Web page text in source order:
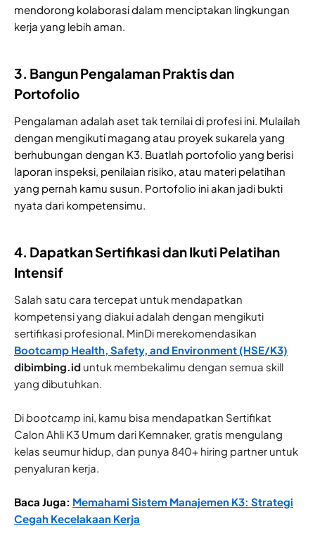
mendorong kolaborasi dalam menciptakan lingkungan
kerja yang lebih aman.
3. Bangun Pengalaman Praktis dan
Portofolio
Pengalaman adalah aset tak ternilai di profesi ini. Mulailah
dengan mengikuti magang atau proyek sukarela yang
berhubungan dengan K3. Buatlah portofolio yang berisi
laporan inspeksi, penilaian risiko, atau materi pelatihan
yang pernah kamu susun. Portofolio ini akan jadi bukti
nyata dari kompetensimu.
4. Dapatkan Sertifikasi dan Ikuti Pelatihan
Intensif
Salah satu cara tercepat untuk mendapatkan
kompetensi yang diakui adalah dengan mengikuti
sertifikasi profesional. MinDi merekomendasikan
Bootcamp Health, Safety, and Environment (HSE/K3)
dibimbing.id untuk membekalimu dengan semua skill
yang dibutuhkan.
Dibootcamp ini, kamu bisa mendapatkan Sertifikat
Calon Ahli K3 Umum dari Kemnaker, gratis mengulang
kelas seumur hidup, dan punya 840+ hiring partner untuk
penyaluran kerja.
Baca Juga: Memahami Sistem Manajemen K3: Strategi
Cegah Kecelakaan Kerja